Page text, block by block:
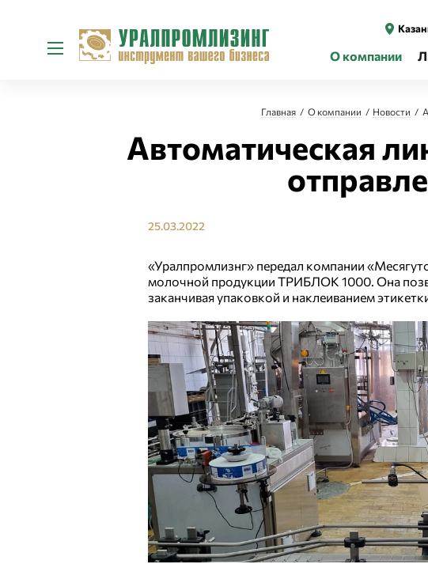
О компании
Главная О компании Новости
Автоматическая
25.03.2022
«Уралпромлизнг» передал компании
молочной продукции ТРИБЛОК 1000. Она
заканчивая упаковкой и наклеиванием